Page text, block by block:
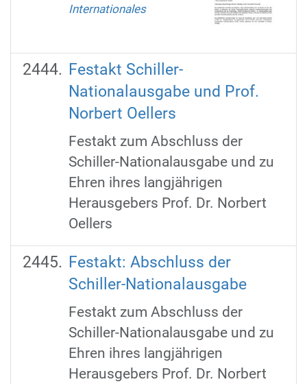
Internationales
Festakt Schiller-
Nationalausgabe und Prof.
Norbert Oellers
Festakt zum Abschluss der
Schiller-Nationalausgabe und zu
Ehren ihres langjährigen
Herausgebers Prof. Dr. Norbert
Oellers
Festakt: Abschluss der
Schiller-Nationalausgabe
Festakt zum Abschluss der
Schiller-Nationalausgabe und zu
Ehren ihres langjährigen
Herausgebers Prof. Dr. Norbert